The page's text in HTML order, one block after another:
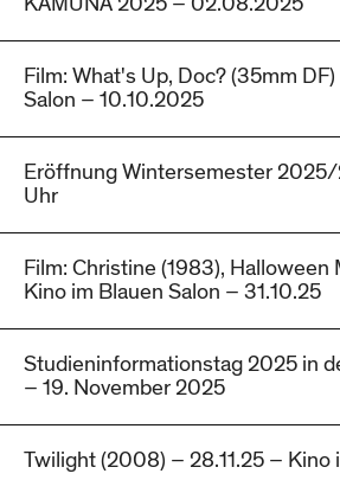
Film: What's Up, Doc? (35mm
Salon – 10.10.2025
Eröffnung Wintersemester 2025/
Uhr
Film: Christine (1983), Halloween
Kino im Blauen Salon – 31.10.25
Studieninformationstag 2025 in
– 19. November 2025
Twilight (2008) – 28.11.25 – Kino